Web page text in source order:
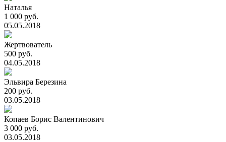
Наталья
1 000 руб.
05.05.2018
Жертвователь
500 руб.
04.05.2018
Эльвира Березина
200 руб.
03.05.2018
Копаев Борис Валентинович
3 000 руб.
03.05.2018